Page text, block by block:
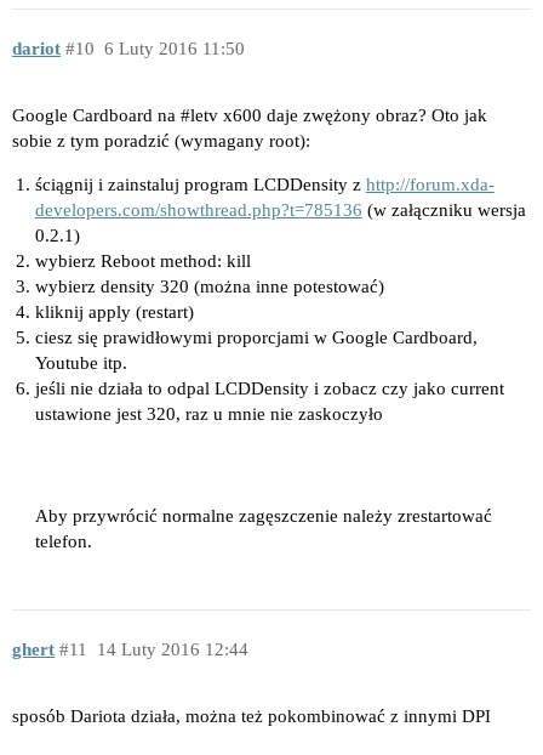
dariot 6 Luty 2016 11:50
10
Google Cardboard na #letv x600 daje zwężony obraz? Oto jak
sobie z tym poradzić (wymagany root):
ściągnij i zainstaluj program LCDDensity z http://forum.xda-
developers.com/showthread.php?t=785136 (w załączniku wersja
0.2.1)
wybierz Reboot method: kill
wybierz density 320 (można inne potestować)
kliknij apply (restart)
ciesz się prawidłowymi proporcjami w Google Cardboard,
Youtube itp.
jeśli nie działa to odpal LCDDensity i zobacz czy jako current
ustawione jest 320, raz u mnie nie zaskoczyło
Aby przywrócić normalne zagęszczenie należy zrestartować
telefon.
ghert 14 Luty 2016 12:44
11
sposób Dariota działa, można też pokombinować z innymi DPI